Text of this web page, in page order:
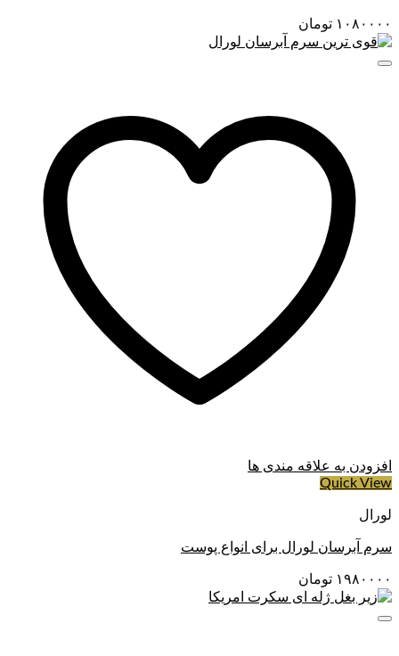
۱۰۸۰۰۰۰ تومان
افزودن به علاقه مندی ها
Quick View
لورال
سرم آبرسان لورال برای انواع پوست
۱۹۸۰۰۰۰ تومان